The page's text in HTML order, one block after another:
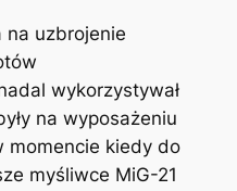
na uzbrojenie
wykorzystywał
na wyposażeniu
momencie kiedy do
myśliwce MiG-21